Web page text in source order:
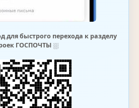
для быстрого перехода к разделу
ГОСПОЧТЫ⛆